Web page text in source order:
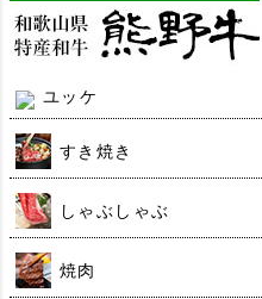
ユッケ
すき焼き
しゃぶしゃぶ
焼肉